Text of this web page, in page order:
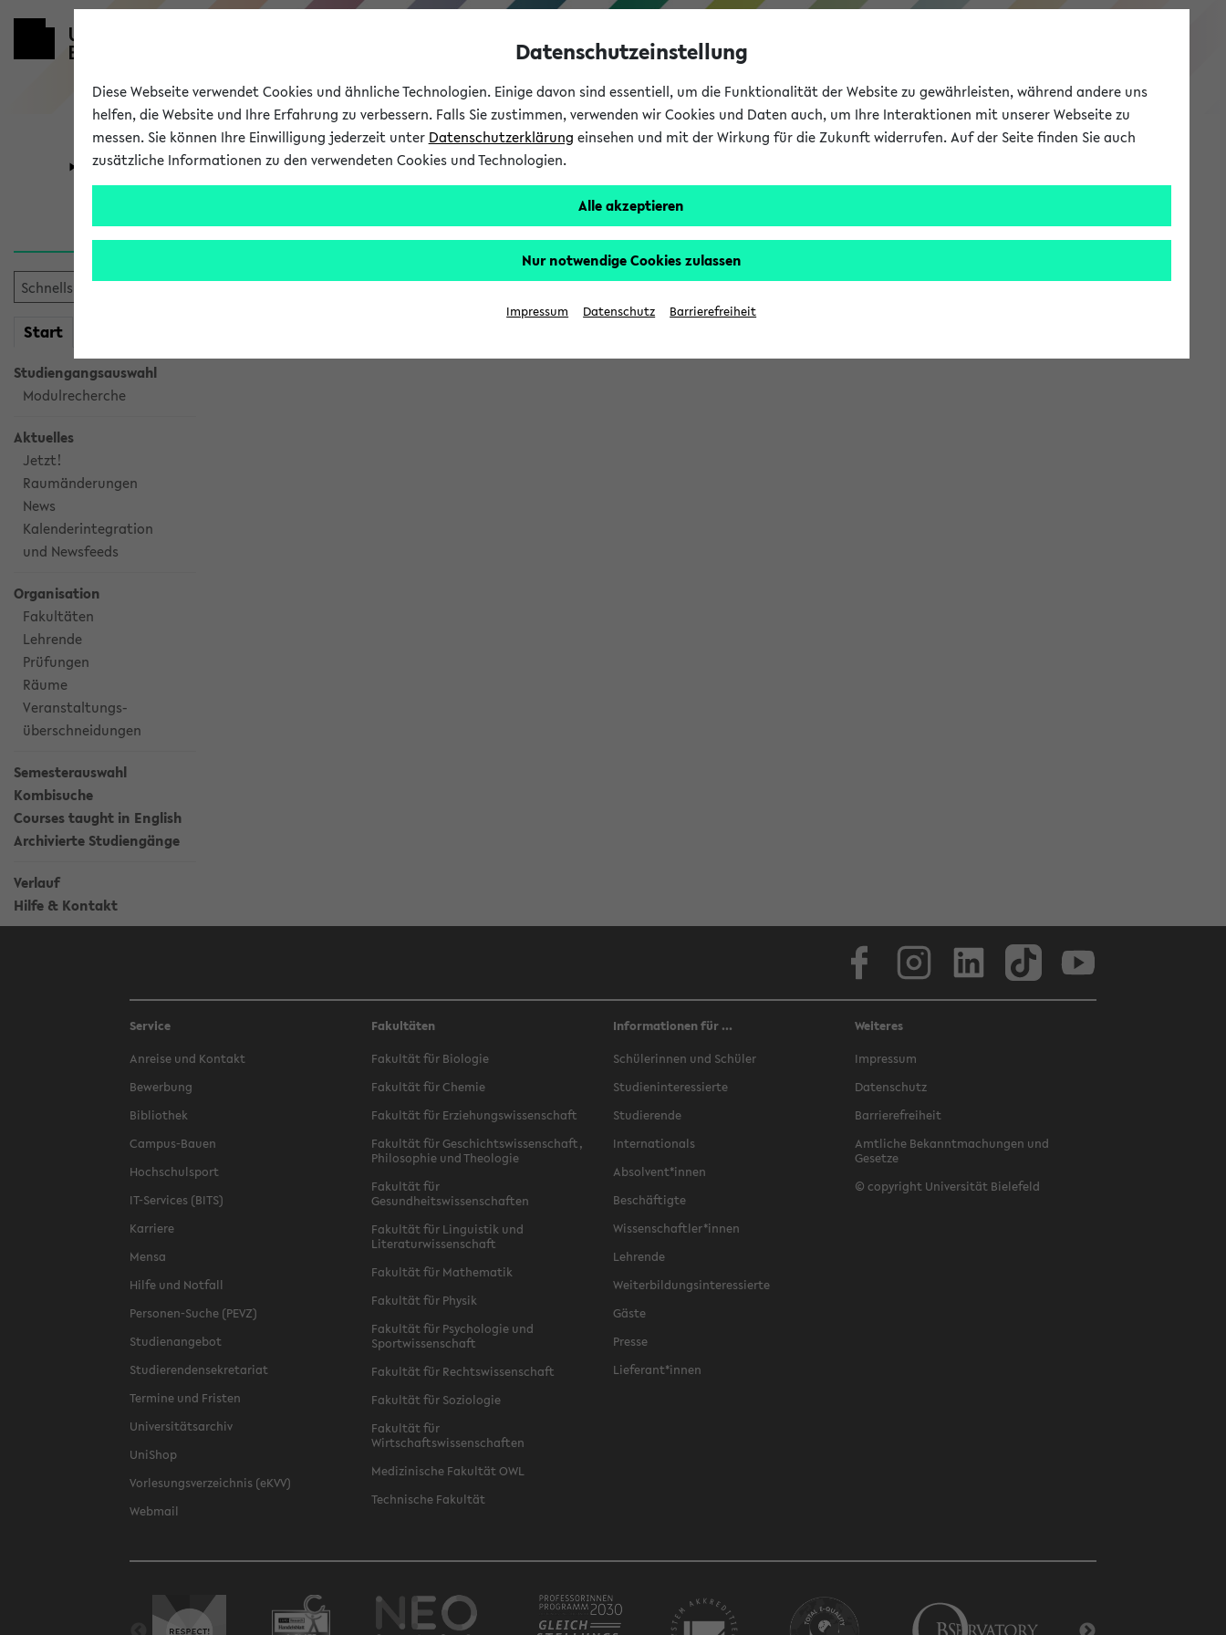
eKVV
Universität Forschung Studium
Start
Studiengangsauswahl
Modulrecherche
Aktuelles
Jetzt!
Raumänderungen
News
Kalenderintegration
und Newsfeeds
Organisation
Fakultäten
Lehrende
Prüfungen
Räume
Veranstaltungs-
überschneidungen
Semesterauswahl
Kombisuche
Courses taught in English
Archivierte Studiengänge
Verlauf
Hilfe & Kontakt
Verlauf
Service
Anreise und Kontakt
Bewerbung
Bibliothek
Campus-Bauen
Hochschulsport
IT-Services (BITS)
Karriere
Mensa
Hilfe und Notfall
Personen-Suche (PEVZ)
Studienangebot
Studierendensekretariat
Termine und Fristen
Universitätsarchiv
UniShop
Vorlesungsverzeichnis (eKVV)
Webmail
Fakultäten
Fakultät für Biologie
Fakultät für Chemie
Fakultät für Erziehungswissenschaft
Fakultät für Geschichtswissenschaft,
Philosophie und Theologie
Fakultät für
Gesundheitswissenschaften
Fakultät für Linguistik und
Literaturwissenschaft
Fakultät für Mathematik
Fakultät für Physik
Fakultät für Psychologie und
Sportwissenschaft
Fakultät für Rechtswissenschaft
Fakultät für Soziologie
Fakultät für
Wirtschaftswissenschaften
Medizinische Fakultät OWL
Technische Fakultät
Informationen für ...
Schülerinnen und Schüler
Studieninteressierte
Studierende
Internationals
Absolvent*innen
Beschäftigte
Wissenschaftler*innen
Lehrende
Weiterbildungsinteressierte
Gäste
Presse
Lieferant*innen
Weiteres
Impressum
Datenschutz
Barrierefreiheit
Amtliche Bekanntmachungen und
Gesetze
© copyright Universität Bielefeld
Datenschutzeinstellung
Diese Webseite verwendet Cookies und ähnliche Technologien. Einige davon sind essentiell, um die Funktionalität der Website zu gewährleisten, während andere uns
helfen, die Website und Ihre Erfahrung zu verbessern. Falls Sie zustimmen, verwenden wir Cookies und Daten auch, um Ihre Interaktionen mit unserer Webseite zu
messen. Sie können Ihre Einwilligung jederzeit unter Datenschutzerklärung einsehen und mit der Wirkung für die Zukunft widerrufen. Auf der Seite finden Sie auch
zusätzliche Informationen zu den verwendeten Cookies und Technologien.
Alle akzeptieren
Nur notwendige Cookies zulassen
Impressum Datenschutz Barrierefreiheit